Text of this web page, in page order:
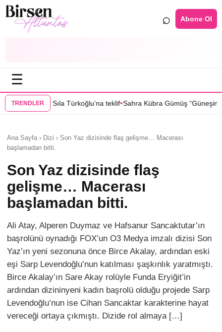
⌕ Abone Ol
☰
TRENDLER
teklif•Sahra Kübra Gümüş “Güneşin Doğduğu Yer” dizisinde•Selin
Ana Sayfa › Dizi › Son Yaz dizisinde flaş gelişme… Macerası
başlamadan bitti.
Son Yaz dizisinde flaş
gelişme… Macerası
başlamadan bitti.
Ali Atay, Alperen Duymaz ve Hafsanur Sancaktutar’ın
başrolünü oynadığı FOX’un O3 Medya imzalı dizisi Son
Yaz’ın yeni sezonuna önce Birce Akalay, ardından eski
eşi Sarp Levendoğlu’nun katılması şaşkınlık yaratmıştı.
Birce Akalay’ın Sare Akay rolüyle Funda Eryiğit’in
ardından dizininyeni kadın başrolü olduğu projede Sarp
Levendoğlu’nun ise Cihan Sancaktar karakterine hayat
vereceği ortaya çıkmıştı. Dizide rol almaya […]